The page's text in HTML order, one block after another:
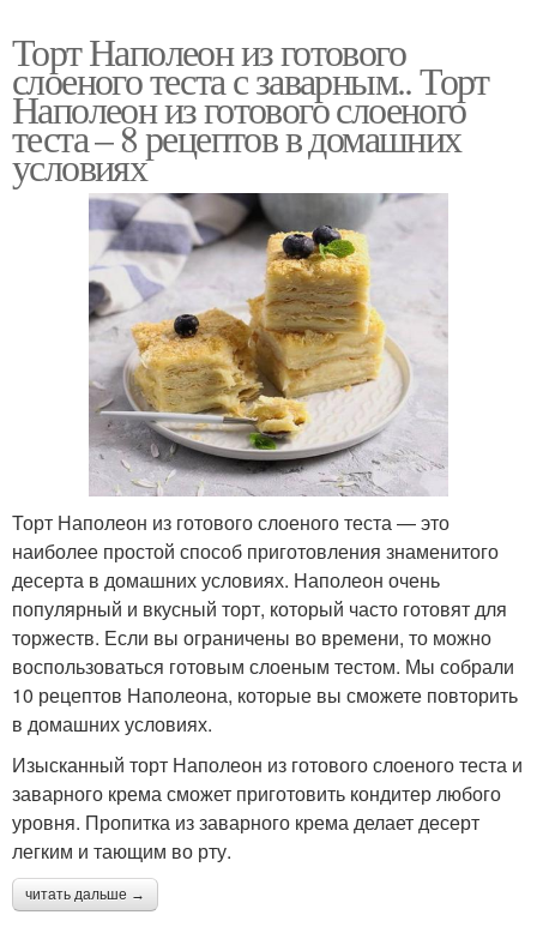
Торт Наполеон из готового
слоеного теста с заварным.. Торт
Наполеон из готового слоеного
теста – 8 рецептов в домашних
условиях
Торт Наполеон из готового слоеного теста — это
наиболее простой способ приготовления знаменитого
десерта в домашних условиях. Наполеон очень
популярный и вкусный торт, который часто готовят для
торжеств. Если вы ограничены во времени, то можно
воспользоваться готовым слоеным тестом. Мы собрали
10 рецептов Наполеона, которые вы сможете повторить
в домашних условиях.
Изысканный торт Наполеон из готового слоеного теста и
заварного крема сможет приготовить кондитер любого
уровня. Пропитка из заварного крема делает десерт
легким и тающим во рту.
читать дальше →